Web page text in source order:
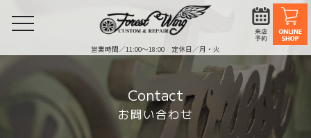
営業時間／11:00〜18:00 定休日／月・火
toggle
Contact
お問い合わせ